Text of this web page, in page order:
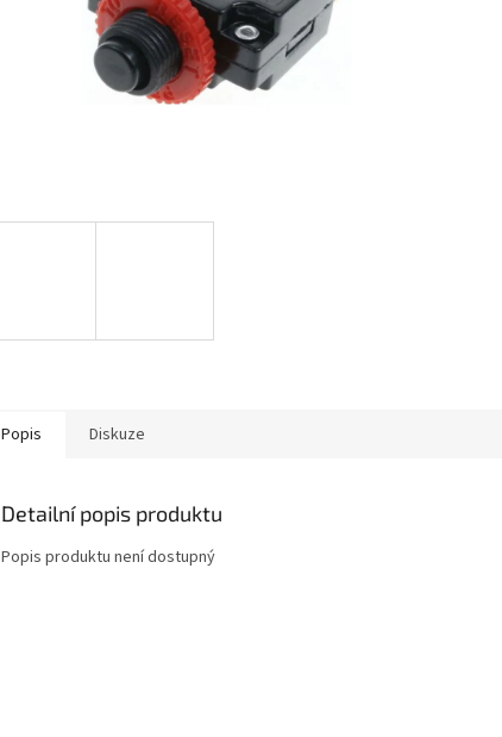
Popis Diskuze
Detailní popis produktu
Popis produktu není dostupný